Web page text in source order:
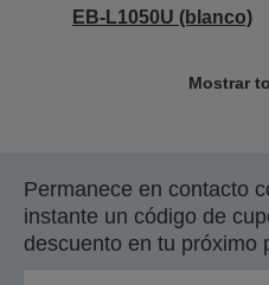
EB-L1050U (blanco)
Mostrar
Permanece en contacto
instante un código de
descuento en tu próximo